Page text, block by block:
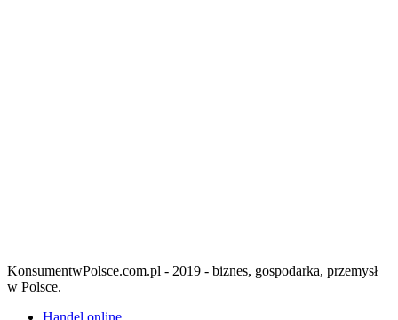
KonsumentwPolsce.com.pl - 2019 - biznes, gospodarka, przemysł
w Polsce.
Handel online